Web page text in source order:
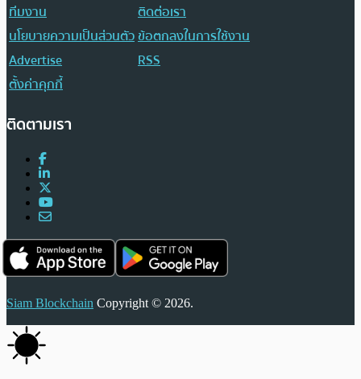
ทีมงาน
ติดต่อเรา
นโยบายความเป็นส่วนตัวข้อตกลงในการใช้งาน
Advertise
RSS
ตั้งค่าคุกกี้
ติดตามเรา
Siam Blockchain Copyright © 2026.